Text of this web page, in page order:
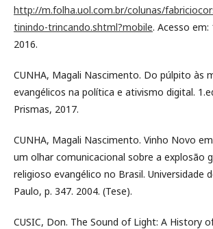
http://m.folha.uol.com.br/colunas/
tinindo-trincando.shtml?mobile. Acesso em:
2016.
CUNHA, Magali Nascimento. Do púlpito às
evangélicos na política e ativismo digital.
Prismas, 2017.
CUNHA, Magali Nascimento. Vinho Novo
um olhar comunicacional sobre a explosão
religioso evangélico no Brasil. Universidade
Paulo, p. 347. 2004. (Tese).
CUSIC, Don. The Sound of Light: A History